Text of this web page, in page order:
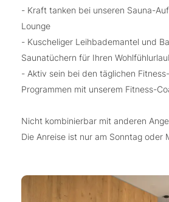
- Kraft tanken bei unseren Sauna-
Lounge
- Kuscheliger Leihbademantel und
Saunatüchern für Ihren
- Aktiv sein bei den täglichen
Programmen mit unserem Fitness-
Nicht kombinierbar mit anderen
Die Anreise ist nur am Sonntag oder